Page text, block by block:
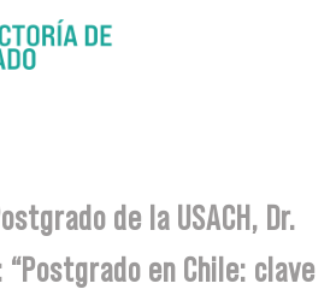
de la USACH, Dr.
en Chile: clave